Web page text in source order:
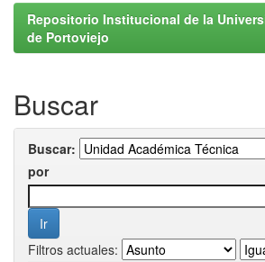
Repositorio Institucional de la
de Portoviejo
Buscar
Buscar:
por
Filtros actuales: